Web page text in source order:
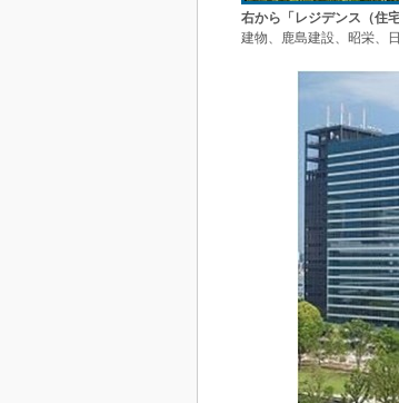
右から「レジデンス（住
建物、鹿島建設、昭栄、